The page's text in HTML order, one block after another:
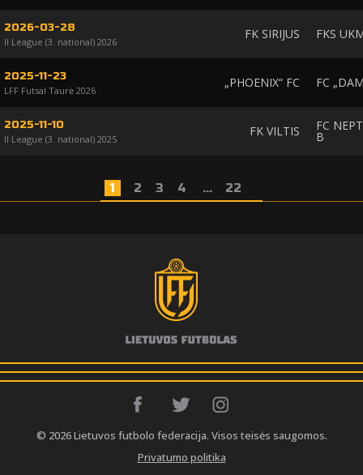
2026-03-28
II League (3. national) 2026
FK SIRIJUS FKS
2025-11-23
LFF Futsal Taurė 2026
„PHOENIX“ FC FC
2025-11-10
II League (3. national) 2025
FK VILTIS FC
B
1 2 3 4 ... 22
© 2026 Lietuvos futbolo federacija. Visos teisės saugomos.
Privatumo politika